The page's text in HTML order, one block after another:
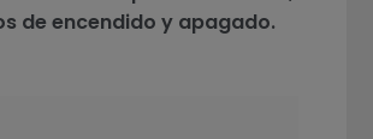
de encendido y apagado.